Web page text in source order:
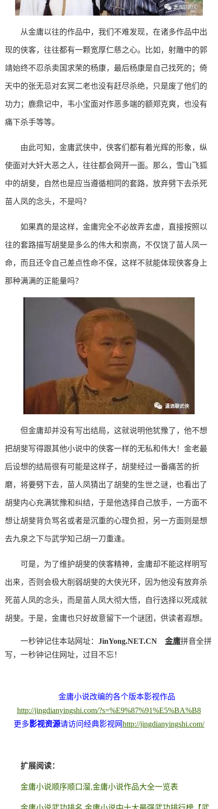
从金庸以往的作品中，我们不难发现，在诸多作品中出
现的侠客，往往都有一颗宽厚仁慈之心。比如，射雕中的郭
靖始终不忍杀卖国求荣的杨康，最后杨康是自己找死的；倚
天中的张无忌对玄冥二老也没有赶尽杀绝，只是废了他们的
功力；鹿鼎记中，韦小宝面对作恶多端的额郑克爽，也没有
痛下杀手等等。
由此可知，金庸武侠中，侠客们都有着光辉的形象，纵
使面对大奸大恶之人，往往都会网开一面。那么，雪山飞狐
中的胡斐，自然也是应当遵循相同的套路，放弃劈下去杀死
苗人凤的念头，不是吗？
如果真的是这样，金庸完全不必故弄玄虚，直接按照以
往的套路描写胡斐是多么的伟大和崇高，不仅饶了苗人凤一
命，而且还令自己差点性命不保，这样不就能体现侠客身上
那种满满的正能量吗？
但金庸却并没有写出结局，这就说明他犹豫了，他不想
把胡斐写得跟其他小说中的侠客一样的无私和伟大！金老最
后设想的结局很有可能是这样子，胡斐经过一番痛苦的折
磨，将要劈下去，苗人凤猜出了胡斐的生世之谜，也看出了
胡斐内心充满犹豫和纠结，于是他选择自己放手，一方面不
想让胡斐背负骂名或者是沉重的心理负担，另一方面则是想
去九泉之下与武学知己胡一刀重逢。
可是，为了维护胡斐的侠客精神，金庸却不能这样明写
出来，否则会极大削弱胡斐的大侠光环，因为他没有放弃杀
死苗人凤的念头，而是苗人凤大彻大悟，自行选择以死成就
胡斐。于是，金庸也只好故意留下一个谜团，供读者遐想。
一秒钟记住本站网址： JinYong.NET.CN 金庸拼音全拼
写，一秒钟记住网址，过目不忘！
金庸小说改编的各个版本影视作品
http://jingdianyingshi.com/?s=%E9%87%91%E5%BA%B8
更多影视资源请访问经典影视网http://jingdianyingshi.com/
扩展阅读：
金庸小说顺序顺口溜,金庸小说作品大全一览表